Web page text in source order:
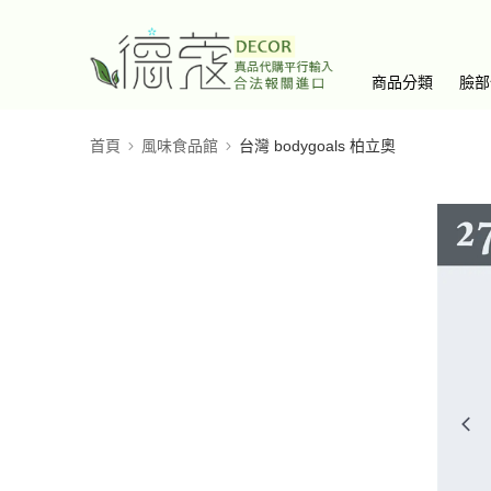
商品分類 臉
首頁 風味食品館 台灣 bodygoals 柏立奧